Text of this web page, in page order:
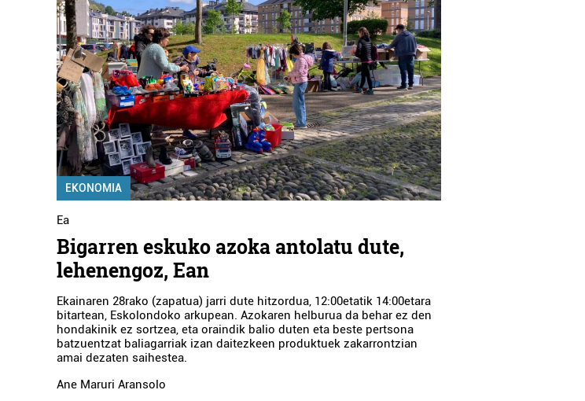
EKONOMIA
Ea
Bigarren eskuko azoka antolatu dute,
lehenengoz, Ean
Ekainaren 28rako (zapatua) jarri dute hitzordua, 12:00etatik 14:00etara
bitartean, Eskolondoko arkupean. Azokaren helburua da behar ez den
hondakinik ez sortzea, eta oraindik balio duten eta beste pertsona
batzuentzat baliagarriak izan daitezkeen produktuek zakarrontzian
amai dezaten saihestea.
Ane Maruri Aransolo